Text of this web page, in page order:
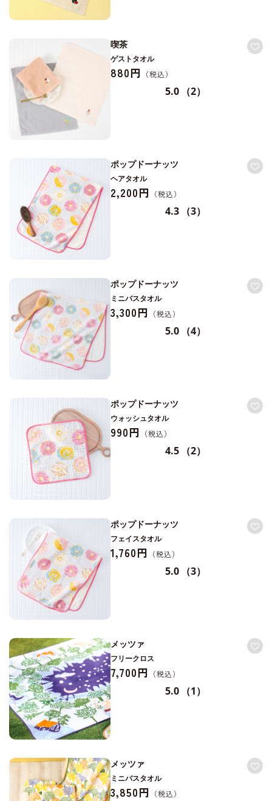
喫茶
ゲストタオル
880円
5.0 （2）
ポップドーナッツ
ヘアタオル
2,200円
4.3 （3）
ポップドーナッツ
ミニバスタオル
3,300円
5.0 （4）
ポップドーナッツ
ウォッシュタオル
990円
4.5 （2）
ポップドーナッツ
フェイスタオル
1,760円
5.0 （3）
メッツァ
フリークロス
7,700円
5.0 （1）
メッツァ
ミニバスタオル
3,850円